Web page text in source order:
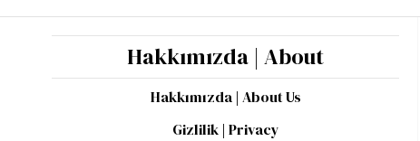
Hakkımızda | About
Hakkımızda | About Us
Gizlilik | Privacy